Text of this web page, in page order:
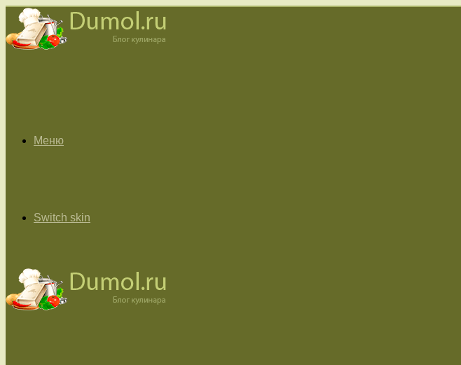
Меню
Switch skin